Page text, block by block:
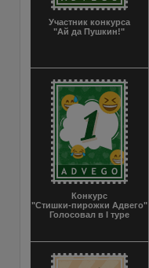
Участник конкурса
"Ай да Пушкин!"
Конкурс
"Стишки-пирожки Адвего"
Голосовал в I туре